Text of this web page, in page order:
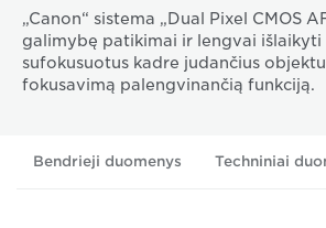
„Canon“ sistema „Dual Pixel CMOS
galimybę patikimai ir lengvai išlaikyti
sufokusuotus kadre judančius
fokusavimą palengvinančią funkciją.
Bendrieji duomenys Techniniai